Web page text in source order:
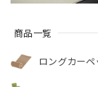
商品一覧
ロングカー